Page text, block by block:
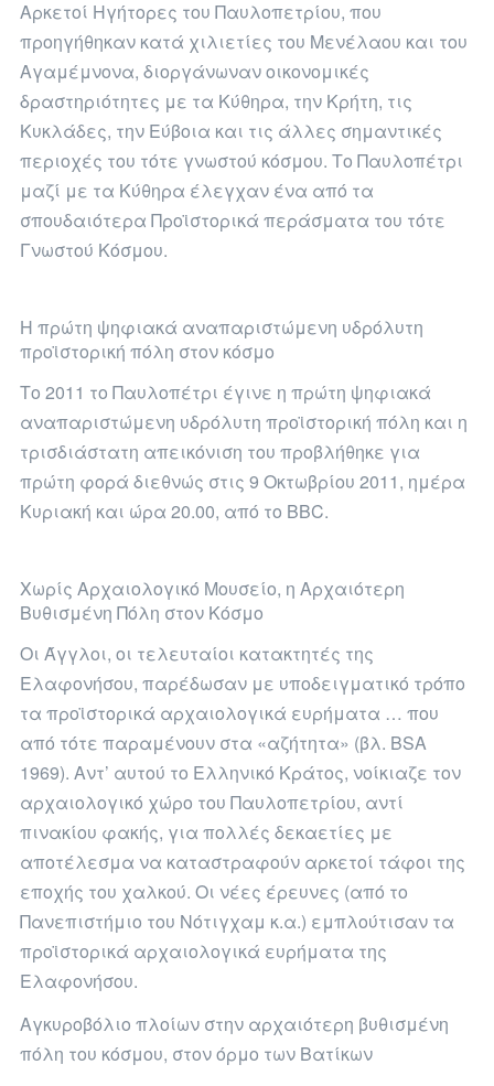
Αρκετοί Ηγήτορες του Παυλοπετρίου, που
προηγήθηκαν κατά χιλιετίες του Μενέλαου και του
Αγαμέμνονα, διοργάνωναν οικονομικές
δραστηριότητες με τα Κύθηρα, την Κρήτη, τις
Κυκλάδες, την Εύβοια και τις άλλες σημαντικές
περιοχές του τότε γνωστού κόσμου. Το Παυλοπέτρι
μαζί με τα Κύθηρα έλεγχαν ένα από τα
σπουδαιότερα Προϊστορικά περάσματα του τότε
Γνωστού Κόσμου.
Η πρώτη ψηφιακά αναπαριστώμενη υδρόλυτη
προϊστορική πόλη στον κόσμο
Το 2011 το Παυλοπέτρι έγινε η πρώτη ψηφιακά
αναπαριστώμενη υδρόλυτη προϊστορική πόλη και η
τρισδιάστατη απεικόνιση του προβλήθηκε για
πρώτη φορά διεθνώς στις 9 Οκτωβρίου 2011, ημέρα
Κυριακή και ώρα 20.00, από το BBC.
Χωρίς Αρχαιολογικό Μουσείο, η Αρχαιότερη
Βυθισμένη Πόλη στον Κόσμο
Οι Άγγλοι, οι τελευταίοι κατακτητές της
Ελαφονήσου, παρέδωσαν με υποδειγματικό τρόπο
τα προϊστορικά αρχαιολογικά ευρήματα … που
από τότε παραμένουν στα «αζήτητα» (βλ. BSA
1969). Αντ’ αυτού το Ελληνικό Κράτος, νοίκιαζε τον
αρχαιολογικό χώρο του Παυλοπετρίου, αντί
πινακίου φακής, για πολλές δεκαετίες με
αποτέλεσμα να καταστραφούν αρκετοί τάφοι της
εποχής του χαλκού. Οι νέες έρευνες (από το
Πανεπιστήμιο του Νότιγχαμ κ.α.) εμπλούτισαν τα
προϊστορικά αρχαιολογικά ευρήματα της
Ελαφονήσου.
Αγκυροβόλιο πλοίων στην αρχαιότερη βυθισμένη
πόλη του κόσμου, στον όρμο των Βατίκων